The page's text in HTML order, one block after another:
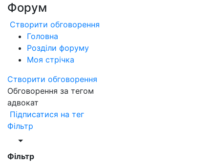
Форум
Створити обговорення
Головна
Розділи форуму
Моя стрічка
Створити обговорення
Обговорення за тегом
адвокат
Підписатися на тег
Фільтр
Фільтр